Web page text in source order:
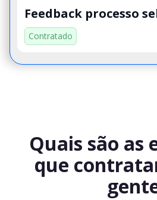
Feedback processo
Contratado
Quais são as
que